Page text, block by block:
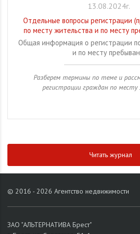
13.08.2024г.
Отдельные вопросы регистрации
по месту жительства и по месту
Общая информация о регистрации
и по месту
Разберем термины по теме и
регистрации граждан по
Читать журнал
© 2016 - 2026 Агентство недвижимости
ЗАО "АЛЬТЕРНАТИВА Брест"